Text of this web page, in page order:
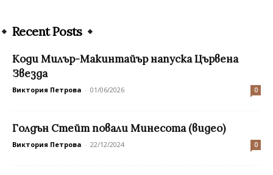
Recent Posts
Коди Милър-Макинтайър напуска Цървена
Звезда
Виктория Петрова - 01/06/2026 0
Голдън Стейт повали Минесота (видео)
Виктория Петрова - 22/12/2024 0